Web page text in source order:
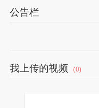
公告栏
我上传的视频 (0)